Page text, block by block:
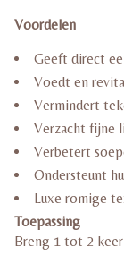
Voordelen
Geeft direct
Voedt en
Vermindert
Verzacht fijne
Verbetert
Ondersteunt
Luxe romige
Toepassing
Breng 1 tot 2